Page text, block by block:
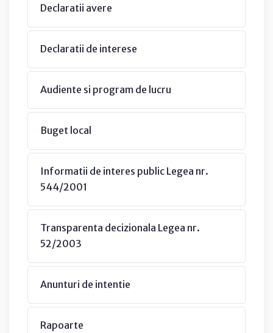
Declaratii avere
Declaratii de interese
Audiente si program de lucru
Buget local
Informatii de interes public Legea nr.
544/2001
Transparenta decizionala Legea nr.
52/2003
Anunturi de intentie
Rapoarte